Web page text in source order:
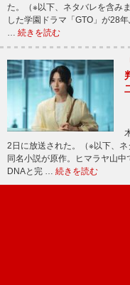
た。（※以下、ネタバレを含
した学園ドラマ「GTO」が28
続きを読む
2日に放送された。（※以下、
同名小説が原作。ヒマラヤ山
DNAと完 … 続きを読む